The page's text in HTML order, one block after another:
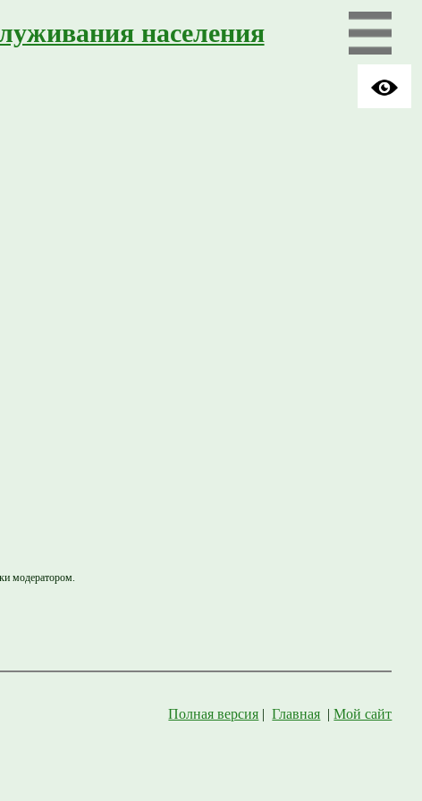
населения
модератором.
Полная версия |Главная |Мой сайт